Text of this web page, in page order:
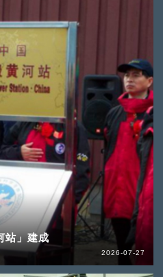
站」建成
2026-07-27